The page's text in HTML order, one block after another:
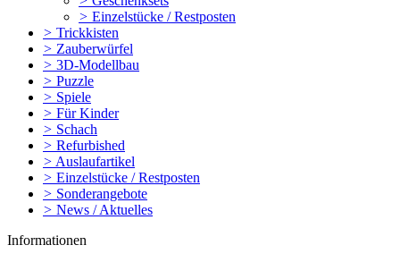
> Einzelstücke / Restposten
> Trickkisten
> Zauberwürfel
> 3D-Modellbau
> Puzzle
> Spiele
> Für Kinder
> Schach
> Refurbished
> Auslaufartikel
> Einzelstücke / Restposten
> Sonderangebote
> News / Aktuelles
Informationen